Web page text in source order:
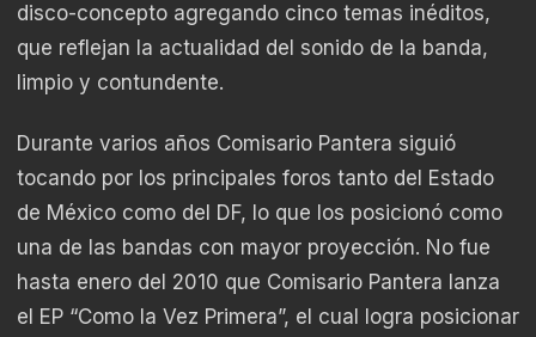
disco-concepto agregando cinco temas inéditos,
que reflejan la actualidad del sonido de la banda,
limpio y contundente.
Durante varios años Comisario Pantera siguió
tocando por los principales foros tanto del Estado
de México como del DF, lo que los posicionó como
una de las bandas con mayor proyección. No fue
hasta enero del 2010 que Comisario Pantera lanza
el EP “Como la Vez Primera”, el cual logra posicionar